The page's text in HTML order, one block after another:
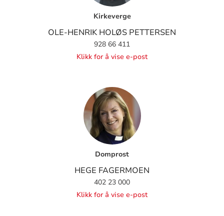
Kirkeverge
OLE-HENRIK HOLØS PETTERSEN
928 66 411
Klikk for å vise e-post
Domprost
HEGE FAGERMOEN
402 23 000
Klikk for å vise e-post